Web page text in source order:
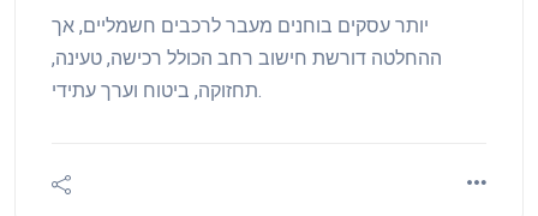
יותר עסקים בוחנים מעבר לרכבים חשמליים, אך
ההחלטה דורשת חישוב רחב הכולל רכישה, טעינה,
תחזוקה, ביטוח וערך עתידי.